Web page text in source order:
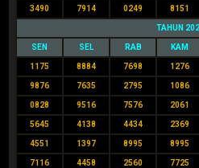
3490 7914 0249 8151
TAHUN
SEN SEL RAB KAM
1175 8884 7698 1276
9876 7635 2795 1086
0828 9516 7576 2061
5645 4138 4434 2369
4551 1397 8995 8995
7116 4458 2560 7725